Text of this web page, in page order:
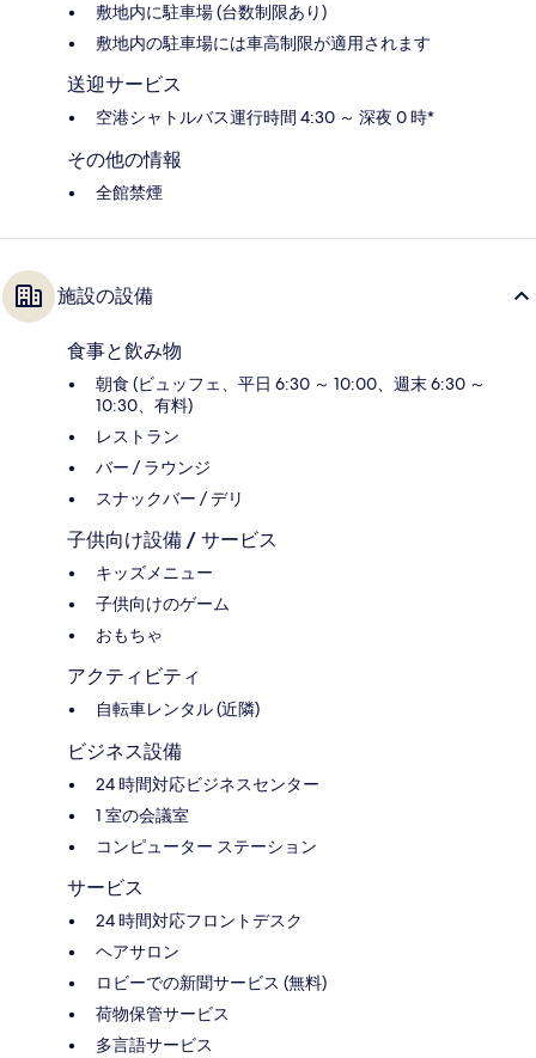
敷地内に駐車場 (台数制限あり)
敷地内の駐車場には車高制限が適用されます
送迎サービス
空港シャトルバス運行時間 4:30 ～ 深夜 0 時*
その他の情報
全館禁煙
施設の設備
食事と飲み物
朝食 (ビュッフェ、平日 6:30 ～ 10:00、週末 6:30 ～
10:30、有料)
レストラン
バー / ラウンジ
スナックバー / デリ
子供向け設備 / サービス
キッズメニュー
子供向けのゲーム
おもちゃ
アクティビティ
自転車レンタル (近隣)
ビジネス設備
24 時間対応ビジネスセンター
1 室の会議室
コンピューター ステーション
サービス
24 時間対応フロントデスク
ヘアサロン
ロビーでの新聞サービス (無料)
荷物保管サービス
多言語サービス